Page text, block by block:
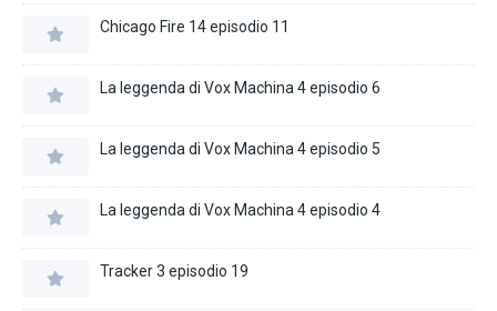
Chicago Fire 14 episodio 11
La leggenda di Vox Machina 4 episodio 6
La leggenda di Vox Machina 4 episodio 5
La leggenda di Vox Machina 4 episodio 4
Tracker 3 episodio 19